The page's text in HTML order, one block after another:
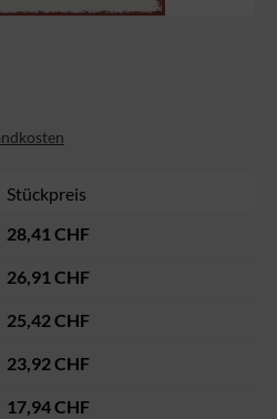
Stückpreis
28,41 CHF
26,91 CHF
25,42 CHF
23,92 CHF
17,94 CHF